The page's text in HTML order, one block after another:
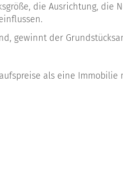
die Ausrichtung, die
gewinnt der
als eine